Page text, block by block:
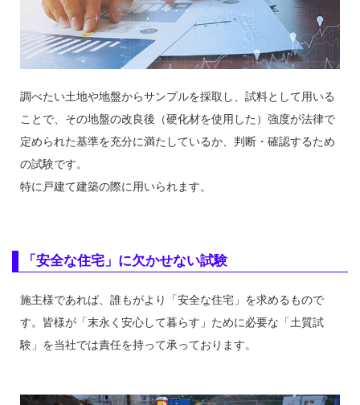
調べたい土地や地盤からサンプルを採取し、試料として用いる
ことで、その地盤の改良後（硬化材を使用した）強度が法律で
定められた基準を充分に満たしているか、判断・確認するため
の試験です。
特に戸建て建築の際に用いられます。
「安全な住宅」に欠かせない試験
施主様であれば、誰もがより「安全な住宅」を求めるもので
す。皆様が「末永く安心して暮らす」ために必要な「土質試
験」を当社では責任を持って承っております。